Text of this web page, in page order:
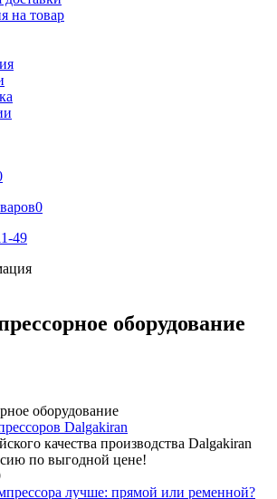
на товар
0
49
оборудование
оборудование
Dalgakiran
качества производства Dalgakiran
по выгодной цене!